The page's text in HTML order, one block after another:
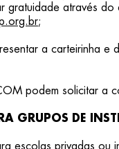
gratuidade através do
;
a carteirinha e
podem solicitar a
GRUPOS DE
escolas privadas ou